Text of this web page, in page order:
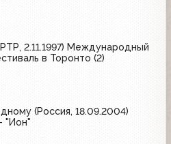
2.11.1997) Международный
в Торонто (2)
(Россия, 18.09.2004)
"Ион"